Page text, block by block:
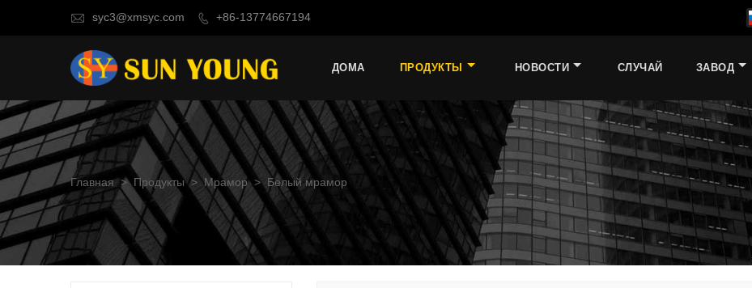
 syc3@xmsyc.com  +86-13774667194
ДОМА ПРОДУКТЫ НОВОСТИ СЛУЧАЙ ЗАВОД
Главная > Продукты > Мрамор > Белый мрамор